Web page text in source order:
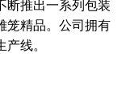
断推出一系列包装
笼精品。公司拥有
线。